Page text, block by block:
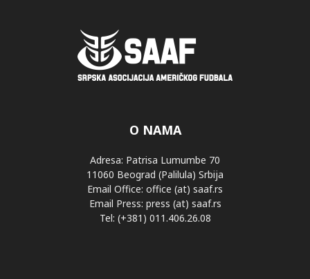
O NAMA
Adresa: Patrisa Lumumbe 70
11060 Beograd (Palilula) Srbija
Email Office: office (at) saaf.rs
Email Press: press (at) saaf.rs
Tel: (+381) 011.406.26.08